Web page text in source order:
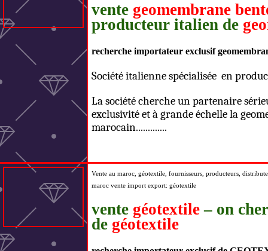
vente geomembrane
producteur italien de
recherche importateur exclusif
Société italienne spécialisée en
La société cherche un partenaire
exclusivité et à grande échelle la
marocain.............
Vente au maroc, géotextile, fournisseurs, producteurs,
maroc vente import export: géotextile
vente géotextile – on
de géotextile